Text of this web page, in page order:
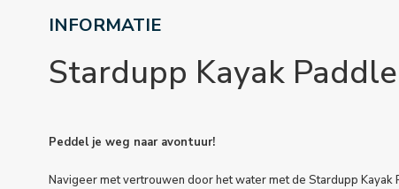
INFORMATIE
Stardupp Kayak Paddle
Peddel je weg naar avontuur!
Navigeer met vertrouwen door het water met de Stardupp Kayak